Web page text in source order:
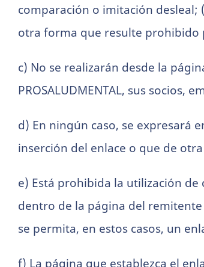
comparación o imitación desleal;
otra forma que resulte prohibido
c) No se realizarán desde la
PROSALUDMENTAL, sus socios,
d) En ningún caso, se expresará
inserción del enlace o que de
e) Está prohibida la utilización
dentro de la página del remitente
se permita, en estos casos, un
f) La página que establezca el